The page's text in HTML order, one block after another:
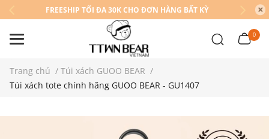
FREESHIP TỐI ĐA 30K CHO ĐƠN HÀNG BẤT KỲ
0
Trang chủ / Túi xách GUOO BEAR /
Túi xách tote chính hãng GUOO BEAR - GU1407